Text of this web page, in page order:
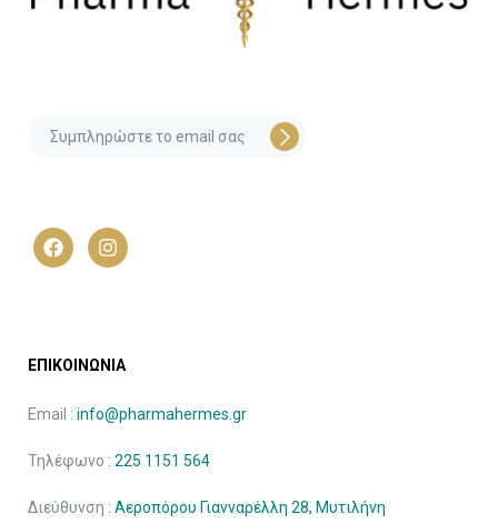
ΕΠΙΚΟΙΝΩΝΙΑ
Email : info@pharmahermes.gr
Τηλέφωνο : 225 1151 564
Διεύθυνση : Αεροπόρου Γιανναρέλλη 28, Μυτιλήνη